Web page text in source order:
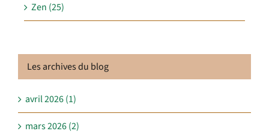
Zen (25)
Les archives du blog
avril 2026 (1)
mars 2026 (2)